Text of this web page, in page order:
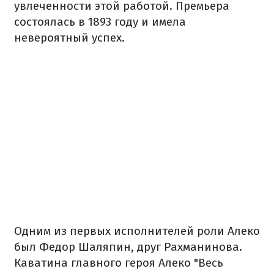
увлеченности этой работой. Премьера
состоялась в 1893 году и имела
невероятный успех.
Одним из первых исполнителей роли Алеко
был Федор Шаляпин, друг Рахманинова.
Каватина главного героя Алеко "Весь